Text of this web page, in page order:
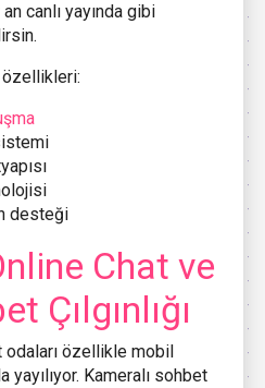
canlı yayında gibi
desteği
Chat ve
Çılgınlığı
özellikle mobil
yayılıyor. Kameralı sohbet